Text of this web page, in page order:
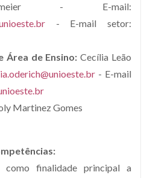
- E-mail:
- E-mail setor:
Área de Ensino:Cecília Leão
- E-mail
Martinez Gomes
finalidade principal a